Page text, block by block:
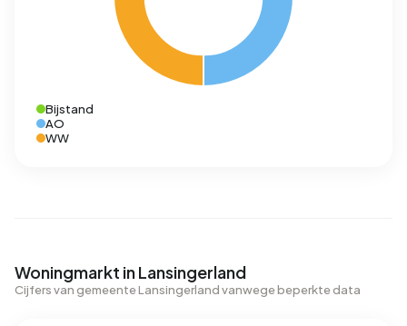
Bijstand
AO
WW
Woningmarkt in Lansingerland
Cijfers van gemeente Lansingerland vanwege beperkte data